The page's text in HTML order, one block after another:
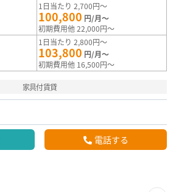
1日当たり 2,700円～
100,800 円/月～
初期費用他 22,000円～
1日当たり 2,800円～
103,800 円/月～
初期費用他 16,500円～
家具付賃貸
電話する